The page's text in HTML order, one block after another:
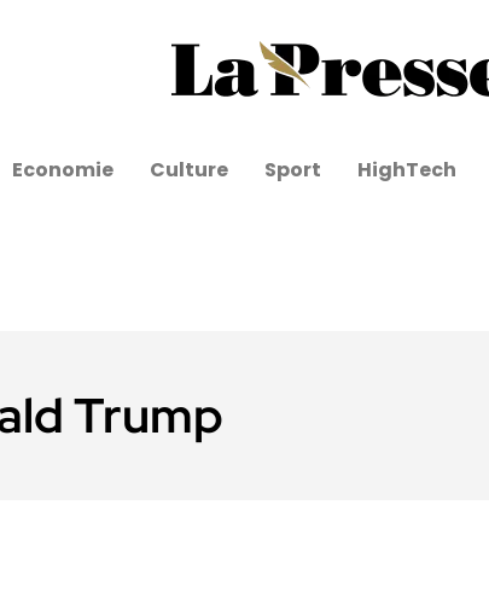
Economie Culture Sport HighTech
Trump